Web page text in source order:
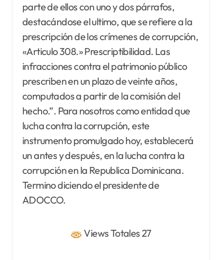
parte de ellos con uno y dos párrafos,
destacándose el ultimo, que se refiere a la
prescripción de los crímenes de corrupción,
«Articulo 308.» Prescriptibilidad. Las
infracciones contra el patrimonio público
prescriben en un plazo de veinte años,
computados a partir de la comisión del
hecho.”. Para nosotros como entidad que
lucha contra la corrupción, este
instrumento promulgado hoy, establecerá
un antes y después, en la lucha contra la
corrupción en la Republica Dominicana.
Termino diciendo el presidente de
ADOCCO.
Views Totales 27